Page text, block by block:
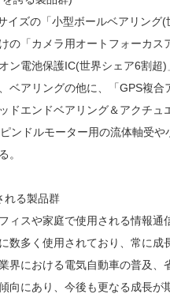
イズの「小型ボールベアリング
の「カメラ用オートフォーカ
ン電池保護IC(世界シェア6割超)
ベアリングの他に、「GPS複
ドエンドベアリング＆アクチュ
ンドルモーター用の流体軸受
。
れる製品群
ィスや家庭で使用される情報
数多く使用されており、常に
界における電気自動車の普及
向にあり、今後も更なる成長が